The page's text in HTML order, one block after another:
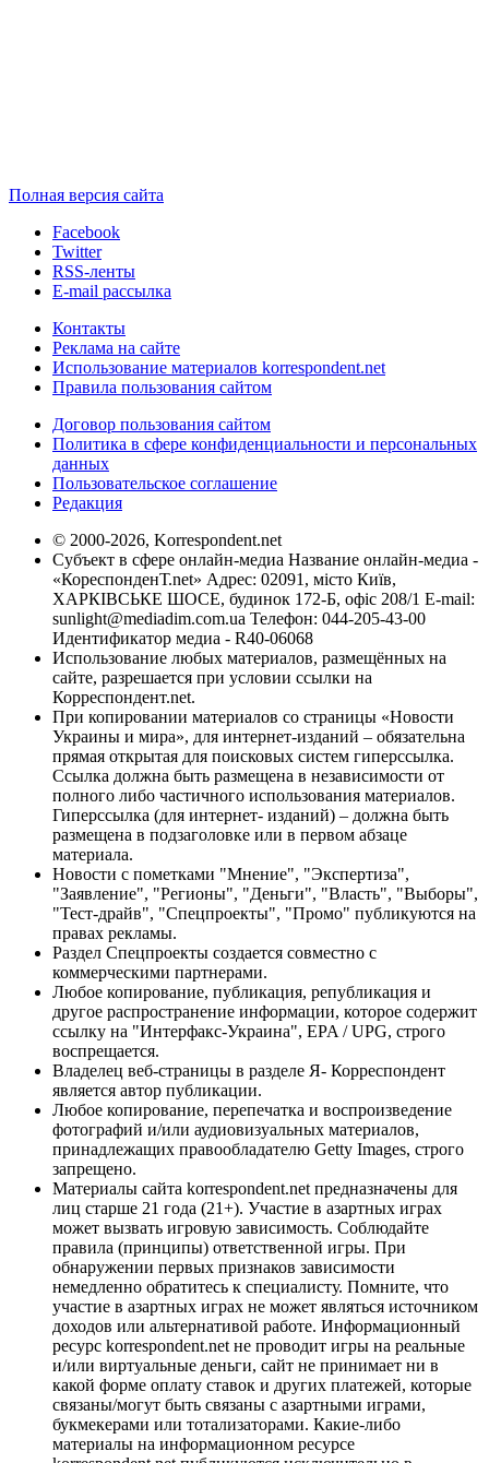
Полная версия сайта
Facebook
Twitter
RSS-ленты
E-mail рассылка
Контакты
Реклама на сайте
Использование материалов korrespondent.net
Правила пользования сайтом
Договор пользования сайтом
Политика в сфере конфиденциальности и персональных
данных
Пользовательское соглашение
Редакция
© 2000-2026, Korrespondent.net
Субъект в сфере онлайн-медиа Название онлайн-медиа -
«КореспонденТ.net» Адрес: 02091, місто Київ,
ХАРКІВСЬКЕ ШОСЕ, будинок 172-Б, офіс 208/1 E-mail:
sunlight@mediadim.com.ua Телефон: 044-205-43-00
Идентификатор медиа - R40-06068
Использование любых материалов, размещённых на
сайте, разрешается при условии ссылки на
Корреспондент.net.
При копировании материалов со страницы «Новости
Украины и мира», для интернет-изданий – обязательна
прямая открытая для поисковых систем гиперссылка.
Ссылка должна быть размещена в независимости от
полного либо частичного использования материалов.
Гиперссылка (для интернет- изданий) – должна быть
размещена в подзаголовке или в первом абзаце
материала.
Новости с пометками "Мнение", "Экспертиза",
"Заявление", "Регионы", "Деньги", "Власть", "Выборы",
"Тест-драйв", "Спецпроекты", "Промо" публикуются на
правах рекламы.
Раздел Спецпроекты создается совместно с
коммерческими партнерами.
Любое копирование, публикация, републикация и
другое распространение информации, которое содержит
ссылку на "Интерфакс-Украина", EPA / UPG, строго
воспрещается.
Владелец веб-страницы в разделе Я- Корреспондент
является автор публикации.
Любое копирование, перепечатка и воспроизведение
фотографий и/или аудиовизуальных материалов,
принадлежащих правообладателю Getty Images, строго
запрещено.
Материалы сайта korrespondent.net предназначены для
лиц старше 21 года (21+). Участие в азартных играх
может вызвать игровую зависимость. Соблюдайте
правила (принципы) ответственной игры. При
обнаружении первых признаков зависимости
немедленно обратитесь к специалисту. Помните, что
участие в азартных играх не может являться источником
доходов или альтернативой работе. Информационный
ресурс korrespondent.net не проводит игры на реальные
и/или виртуальные деньги, сайт не принимает ни в
какой форме оплату ставок и других платежей, которые
связаны/могут быть связаны с азартными играми,
букмекерами или тотализаторами. Какие-либо
материалы на информационном ресурсе